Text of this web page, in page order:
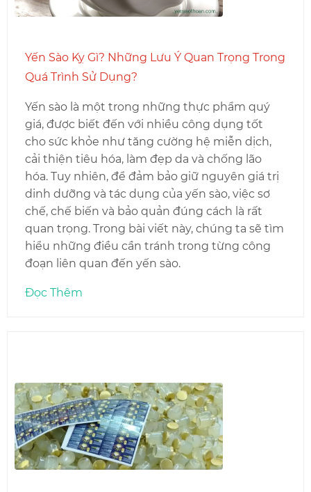
Yến Sào Kỵ Gì? Những Lưu Ý Quan Trọng Trong
Quá Trình Sử Dụng?
Yến sào là một trong những thực phẩm quý
giá, được biết đến với nhiều công dụng tốt
cho sức khỏe như tăng cường hệ miễn dịch,
cải thiện tiêu hóa, làm đẹp da và chống lão
hóa. Tuy nhiên, để đảm bảo giữ nguyên giá trị
dinh dưỡng và tác dụng của yến sào, việc sơ
chế, chế biến và bảo quản đúng cách là rất
quan trọng. Trong bài viết này, chúng ta sẽ tìm
hiểu những điều cần tránh trong từng công
đoạn liên quan đến yến sào.
Đọc Thêm